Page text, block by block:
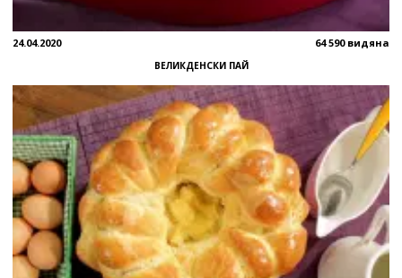
24.04.2020 64 590 видяна
ВЕЛИКДЕНСКИ ПАЙ